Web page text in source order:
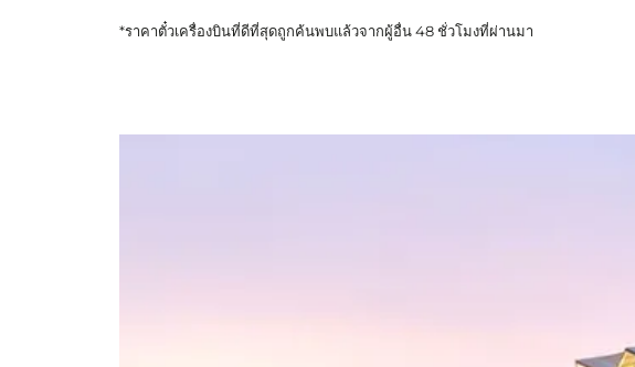
*ราคาตั๋วเครื่องบินที่ดีที่สุดถูกค้นพบแล้วจากผู้อื่น 48 ชั่วโมงที่ผ่านมา